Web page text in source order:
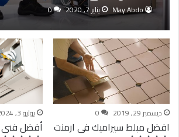
May Abdo يناير 7, 2020 0
ديسمبر 29, 2019 0
افضل مبلط سيراميك فى ارمنت
يوليو 3, 2024
أفضل فنى